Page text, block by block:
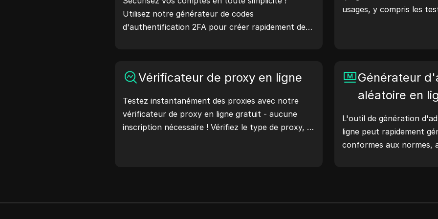
Utilisez notre générateur de codes
d'authentification 2FA pour créer rapidement des
usages, y compris les
rapidement des
géolocalisation, les
et plus encore.
améliorez votre
générez des adresses IP
Vérificateur de proxy en ligne
Testez instantanément des proxies avec notre
vérificateur de proxy en ligne gratuit - aucune
inscription nécessaire ! Vérifiez le type de proxy, le
Générateur
aléatoire en
L'outil de génération
ligne peut rapidement
conformes aux normes,